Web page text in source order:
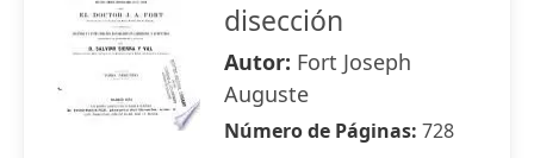
disección
Autor: Fort Joseph
Auguste
Número de Páginas: 728